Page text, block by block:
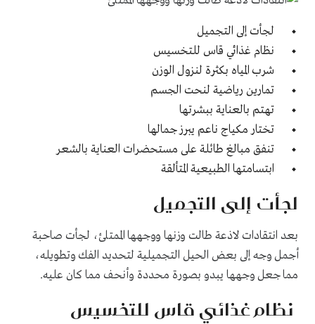
لجأت إلى التجميل
نظام غذائي قاس للتخسيس
شرب المياه بكثرة لنزول الوزن
تمارين رياضية لنحت الجسم
تهتم بالعناية ببشرتها
تختار مكياج ناعم يبرز جمالها
تنفق مبالغ طائلة على مستحضرات العناية بالشعر
ابتسامتها الطبيعية المتألقة
لجأت إلى التجميل
بعد انتقادات لاذعة طالت وزنها ووجهها الممتلئ، لجأت صاحبة
أجمل وجه إلى بعض الحيل التجميلية لتحديد الفك وتطويله،
مما جعل وجهها يبدو بصورة محددة وأنحف مما كان عليه.
نظام غذائي قاس للتخسيس